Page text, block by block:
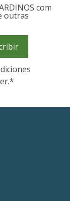
com
outras
*